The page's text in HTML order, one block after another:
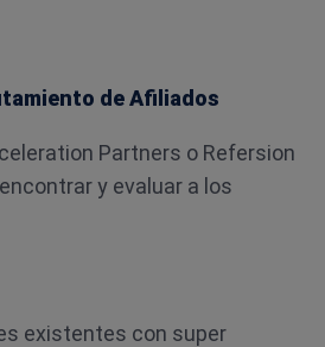
de Afiliados
Partners o Refersion
y evaluar a los
existentes con super